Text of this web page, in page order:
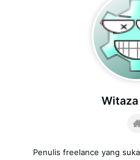
Penulis freelance yang